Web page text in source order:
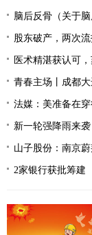
脑后反骨（关于
股东破产，两次
医术精湛获认可，
青春主场丨成都
法媒：美准备在
新一轮强降雨来
山子股份：南京蔚邦主营
2家银行获批筹建